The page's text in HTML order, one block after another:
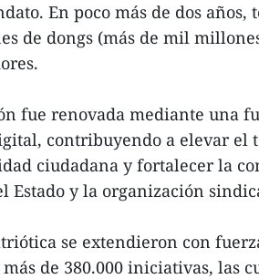
En poco más de dos años,
de dongs (más de mil
fue renovada mediante una
contribuyendo a elevar el
ciudadana y fortalecer la
Estado y la organización
se extendieron con
de 380.000 iniciativas, las